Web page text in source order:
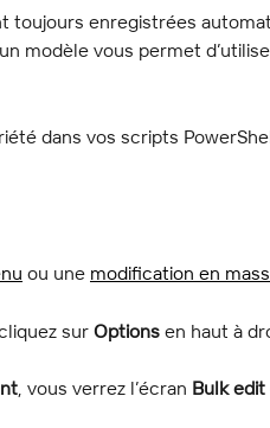
toujours enregistrées
modèle vous permet
dans vos scripts
ou une modification en
sur Options en haut à
, vous verrez l’écran Bulk